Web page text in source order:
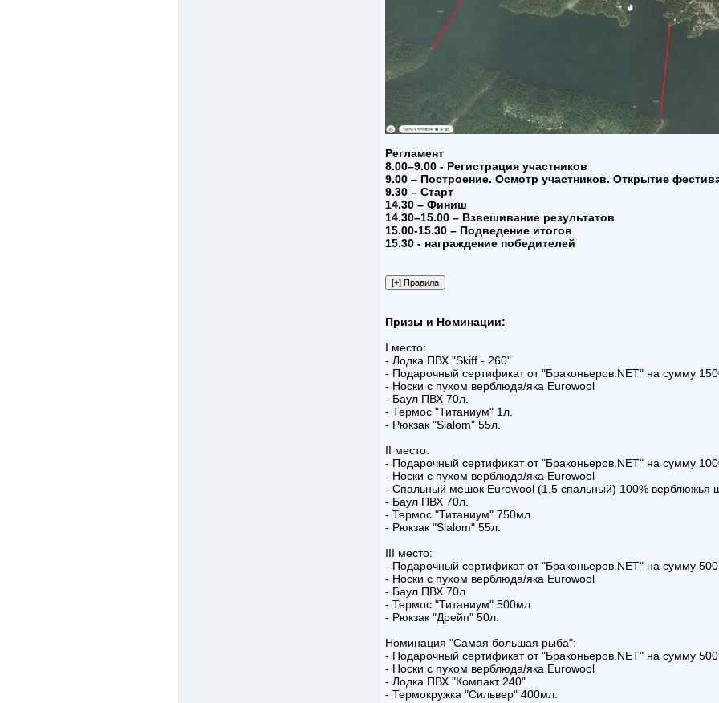
Регламент
8.00–9.00 - Регистрация участников
9.00 – Построение. Осмотр участников. Открытие
9.30 – Старт
14.30 – Финиш
14.30–15.00 – Взвешивание результатов
15.00-15.30 – Подведение итогов
15.30 - награждение победителей
Призы и Номинации:
I место:
- Лодка ПВХ "Skiff - 260"
- Подарочный сертификат от "Браконьеров.NET" на сумму
- Носки с пухом верблюда/яка Eurowool
- Баул ПВХ 70л.
- Термос "Титаниум" 1л.
- Рюкзак "Slalom" 55л.
II место:
- Подарочный сертификат от "Браконьеров.NET" на сумму
- Носки с пухом верблюда/яка Eurowool
- Спальный мешок Eurowool (1,5 спальный) 100% верблюжья
- Баул ПВХ 70л.
- Термос "Титаниум" 750мл.
- Рюкзак "Slalom" 55л.
III место:
- Подарочный сертификат от "Браконьеров.NET" на сумму
- Носки с пухом верблюда/яка Eurowool
- Баул ПВХ 70л.
- Термос "Титаниум" 500мл.
- Рюкзак "Дрейп" 50л.
Номинация "Самая большая рыба":
- Подарочный сертификат от "Браконьеров.NET" на сумму
- Носки с пухом верблюда/яка Eurowool
- Лодка ПВХ "Компакт 240"
- Термокружка "Сильвер" 400мл.